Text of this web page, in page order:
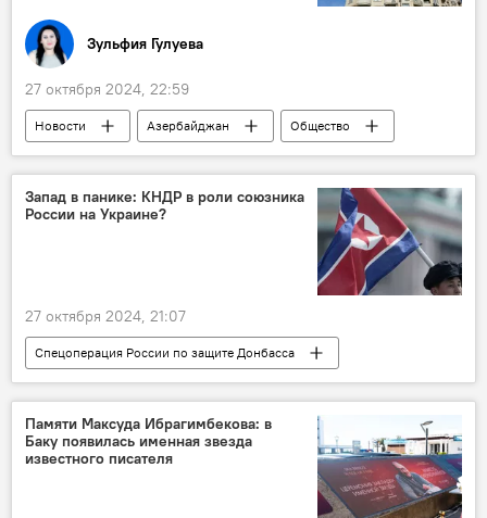
Зульфия Гулуева
27 октября 2024, 22:59
Новости Азербайджан
Общество
Жилье
Недвижимость
Аренда
Выкуп
Льготное жилье
недвижимость
Запад в панике: КНДР в роли союзника
России на Украине?
27 октября 2024, 21:07
Спецоперация России по защите Донбасса
Россия
СВО
Украина
КНДР
Запад СМИ
Фейк
Владимир Путин
Пентагон
США
Памяти Максуда Ибрагимбекова: в
Баку появилась именная звезда
известного писателя